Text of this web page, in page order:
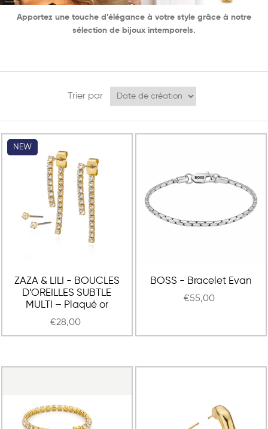
Apportez une touche d’élégance à votre style grâce à notre
sélection de bijoux intemporels.
Trier par
NEW
ZAZA & LILI - BOUCLES
D’OREILLES SUBTLE
MULTI – Plaqué or
€28,00
BOSS - Bracelet Evan
€55,00